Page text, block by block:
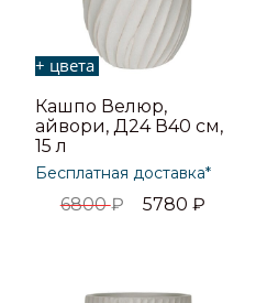
+ цвета
Кашпо Велюр,
айвори, Д24 В40 см,
15 л
Бесплатная доставка*
6800₽ 5780 ₽